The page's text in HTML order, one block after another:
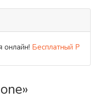
Бесплатный